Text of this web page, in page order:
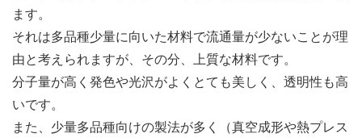
ます。
それは多品種少量に向いた材料で流通量が少ないことが理
由と考えられますが、その分、上質な材料です。
分子量が高く発色や光沢がよくとても美しく、透明性も高
いです。
また、少量多品種向けの製法が多く（真空成形や熱プレス